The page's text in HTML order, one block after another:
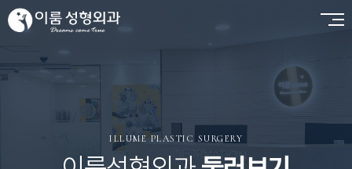
ILLUME PLASTIC SURGERY